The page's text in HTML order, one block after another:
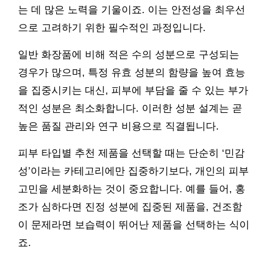
는 데 많은 노력을 기울이죠. 이는 안전성을 최우선
으로 고려하기 위한 필수적인 과정입니다.
일반 화장품에 비해 적은 수의 성분으로 구성되는
경우가 많으며, 특정 유효 성분의 함량을 높여 효능
을 집중시키는 대신, 피부에 부담을 줄 수 있는 부가
적인 성분은 최소화합니다. 이러한 성분 설계는 곧
높은 품질 관리와 연구 비용으로 직결됩니다.
피부 타입별 추천 제품을 선택할 때는 단순히 ‘민감
성’이라는 카테고리에만 집중하기보다, 개인의 피부
고민을 세분화하는 것이 중요합니다. 예를 들어, 홍
조가 심하다면 진정 성분에 집중된 제품을, 건조함
이 문제라면 보습력이 뛰어난 제품을 선택하는 식이
죠.